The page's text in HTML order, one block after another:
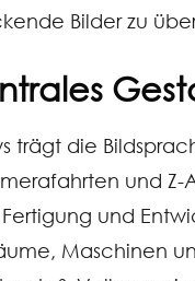
Bilder zu
trägt die
und
und
Maschinen